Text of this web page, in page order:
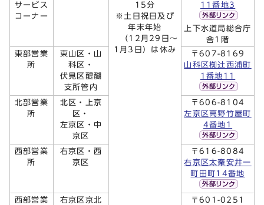
サービス
コーナー
15分
※土日祝日及び
年末年始
（12月29日～
1月3日）は休み
11番地3
上下水道局総合庁
舎1階
東部営業
所
東山区・山
科区・
伏見区醍醐
支所管内
〒607-8169
山科区椥辻西浦町
1番地11
北部営業
所
北区・上京
区・
左京区・中
京区
〒606-8104
左京区高野竹屋町
4番地1
西部営業
所
右京区・西
京区
〒616-8084
右京区太秦安井一
町田町14番地
西部営業
右京区京北
〒601-0251